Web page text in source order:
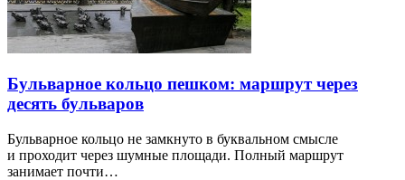
Бульварное кольцо пешком: маршрут через
десять бульваров
Бульварное кольцо не замкнуто в буквальном смысле
и проходит через шумные площади. Полный маршрут
занимает почти…